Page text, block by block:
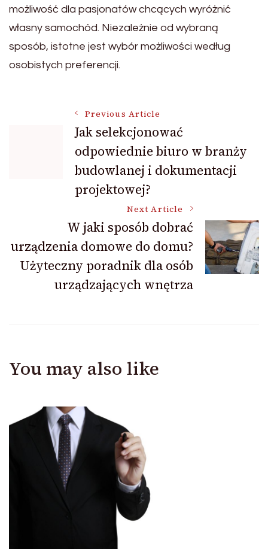
możliwość dla pasjonatów chcących wyróżnić
własny samochód. Niezależnie od wybraną
sposób, istotne jest wybór możliwości według
osobistych preferencji.
Navigation
Previous Article
Jak selekcjonować
odpowiednie biuro w branży
budowlanej i dokumentacji
projektowej?
Next Article
W jaki sposób dobrać
urządzenia domowe do domu?
Użyteczny poradnik dla osób
urządzających wnętrza
You may also like